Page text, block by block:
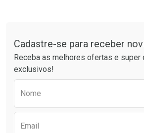
Cadastre-se para receber
Receba as melhores ofertas e super
exclusivos!
Nome
Email